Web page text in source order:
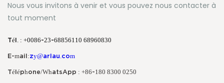
Nous vous invitons à venir et vous pouvez nous contacter à
tout moment
Tél. : +0086-23-68856110 68960830
E-mail:zy@arlau.com
Téléphone/WhatsApp : +86-180 8300 0250